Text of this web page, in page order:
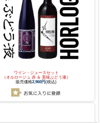
ワイン・ジュースセット
（オルロージュ 赤 ＆ 美味ぶどう液）
販売価格2,960円(税込)